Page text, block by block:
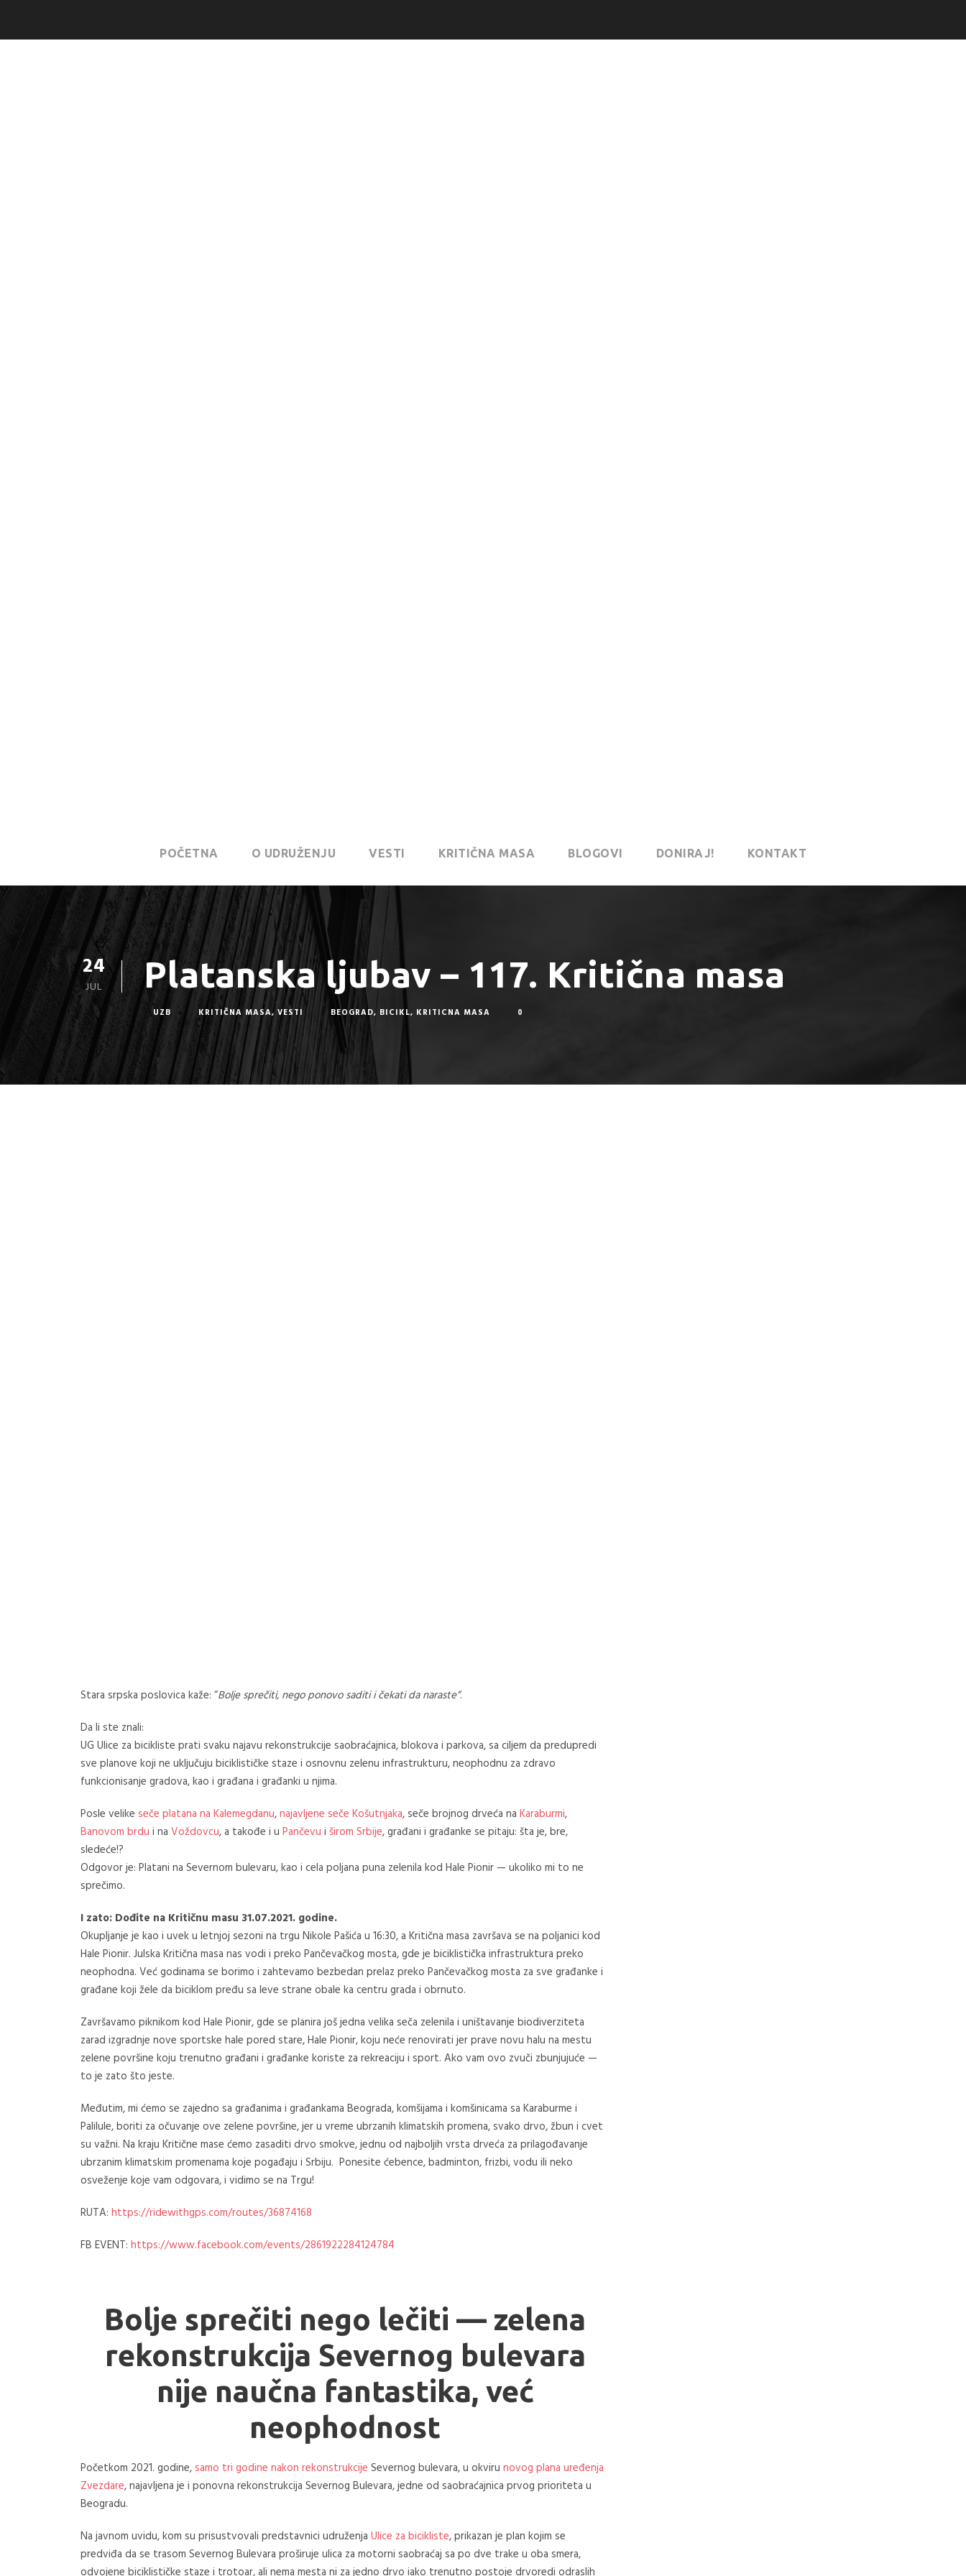
POČETNA O UDRUŽENJU VESTI KRITIČNA MASA BLOGOVI DONIRAJ! KONTAKT
24
JUL Platanska ljubav – 117. Kritična masa
UZB KRITIČNA MASA, VESTI BEOGRAD, BICIKL, KRITICNA MASA 0
Stara srpska poslovica kaže: “Bolje sprečiti, nego ponovo saditi i čekati da naraste”.
Da li ste znali:
UG Ulice za bicikliste prati svaku najavu rekonstrukcije saobraćajnica, blokova i parkova, sa ciljem da predupredi
sve planove koji ne uključuju biciklističke staze i osnovnu zelenu infrastrukturu, neophodnu za zdravo
funkcionisanje gradova, kao i građana i građanki u njima.
Posle velike seče platana na Kalemegdanu,najavljene seče Košutnjaka, seče brojnog drveća na Karaburmi,
Banovom brdu i na Voždovcu, a takođe i u Pančevu i širom Srbije, građani i građanke se pitaju: šta je, bre,
sledeće!?
Odgovor je: Platani na Severnom bulevaru, kao i cela poljana puna zelenila kod Hale Pionir — ukoliko mi to ne
sprečimo.
I zato: Dođite na Kritičnu masu 31.07.2021. godine.
Okupljanje je kao i uvek u letnjoj sezoni na trgu Nikole Pašića u 16:30, a Kritična masa završava se na poljanici kod
Hale Pionir. Julska Kritična masa nas vodi i preko Pančevačkog mosta, gde je biciklistička infrastruktura preko
neophodna. Već godinama se borimo i zahtevamo bezbedan prelaz preko Pančevačkog mosta za sve građanke i
građane koji žele da biciklom pređu sa leve strane obale ka centru grada i obrnuto.
Završavamo piknikom kod Hale Pionir, gde se planira još jedna velika seča zelenila i uništavanje biodiverziteta
zarad izgradnje nove sportske hale pored stare, Hale Pionir, koju neće renovirati jer prave novu halu na mestu
zelene površine koju trenutno građani i građanke koriste za rekreaciju i sport. Ako vam ovo zvuči zbunjujuće —
to je zato što jeste.
Međutim, mi ćemo se zajedno sa građanima i građankama Beograda, komšijama i komšinicama sa Karaburme i
Palilule, boriti za očuvanje ove zelene površine, jer u vreme ubrzanih klimatskih promena, svako drvo, žbun i cvet
su važni. Na kraju Kritične mase ćemo zasaditi drvo smokve, jednu od najboljih vrsta drveća za prilagođavanje
ubrzanim klimatskim promenama koje pogađaju i Srbiju. Ponesite ćebence, badminton, frizbi, vodu ili neko
osveženje koje vam odgovara, i vidimo se na Trgu!
RUTA: https://ridewithgps.com/routes/36874168
FB EVENT: https://www.facebook.com/events/2861922284124784
Bolje sprečiti nego lečiti — zelena
rekonstrukcija Severnog bulevara
nije naučna fantastika, već
neophodnost
Početkom 2021. godine, samo tri godine nakon rekonstrukcije Severnog bulevara, u okviru novog plana uređenja
Zvezdare, najavljena je i ponovna rekonstrukcija Severnog Bulevara, jedne od saobraćajnica prvog prioriteta u
Beogradu.
Na javnom uvidu, kom su prisustvovali predstavnici udruženja Ulice za bicikliste, prikazan je plan kojim se
predviđa da se trasom Severnog Bulevara proširuje ulica za motorni saobraćaj sa po dve trake u oba smera,